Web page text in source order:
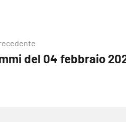
del 04 febbraio